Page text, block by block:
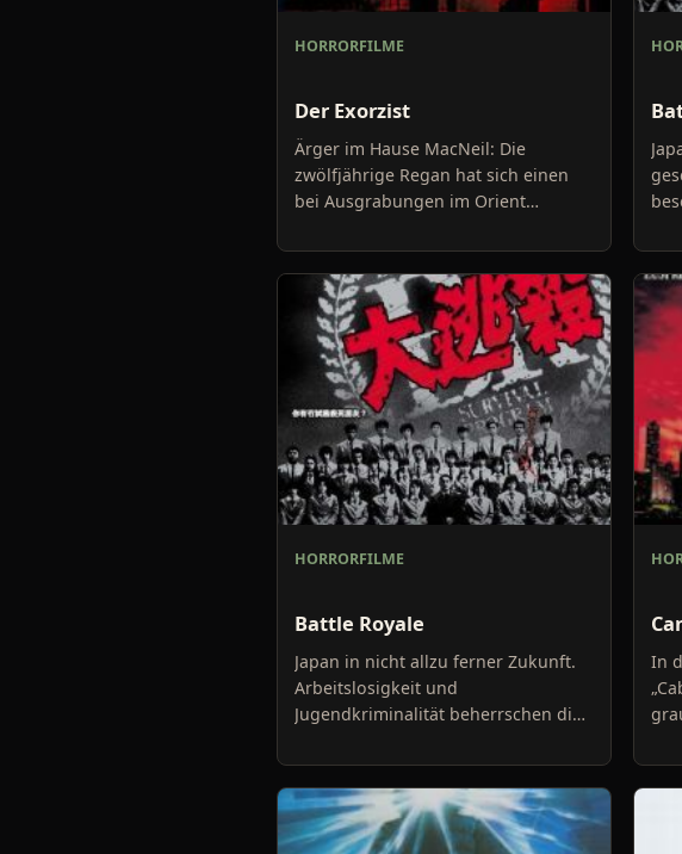
HORRORFILME
Der Exorzist
Ärger im Hause MacNeil: Die
zwölfjährige Regan hat sich einen
bei Ausgrabungen im Orient
bereitet ihrer alleinerziehenden M
HORRORFILME
Battle Royale
Japan in nicht allzu ferner Zukunft.
Arbeitslosigkeit und
Jugendkriminalität beherrschen die
staatliches Konzept soll Abhilf
In